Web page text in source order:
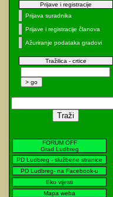
Prijave i registracije
Prijava suradnika
Prijave i registracije članova
Ažuriranje podataka gradovi
Tražilica - crtice
FORUM OFF
Grad Ludbreg
PD Ludbreg - službene stranice
PD Ludbreg- na Facebook-u
Eko vijesti
Mapa weba